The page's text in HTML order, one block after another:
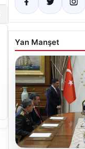
Yan Manşet